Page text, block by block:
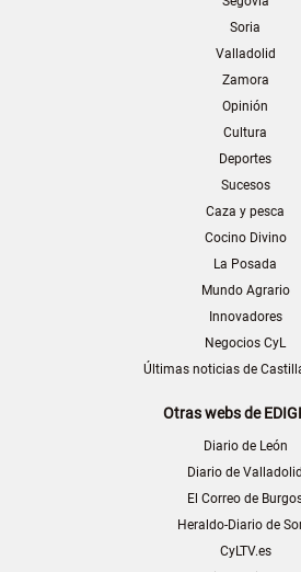
Soria
Valladolid
Zamora
Opinión
Cultura
Deportes
Sucesos
Caza y pesca
Cocino Divino
La Posada
Mundo Agrario
Innovadores
Negocios CyL
Últimas noticias de
Otras webs de
Diario de León
Diario de Valladolid
El Correo de
Heraldo-Diario de
CyLTV.es